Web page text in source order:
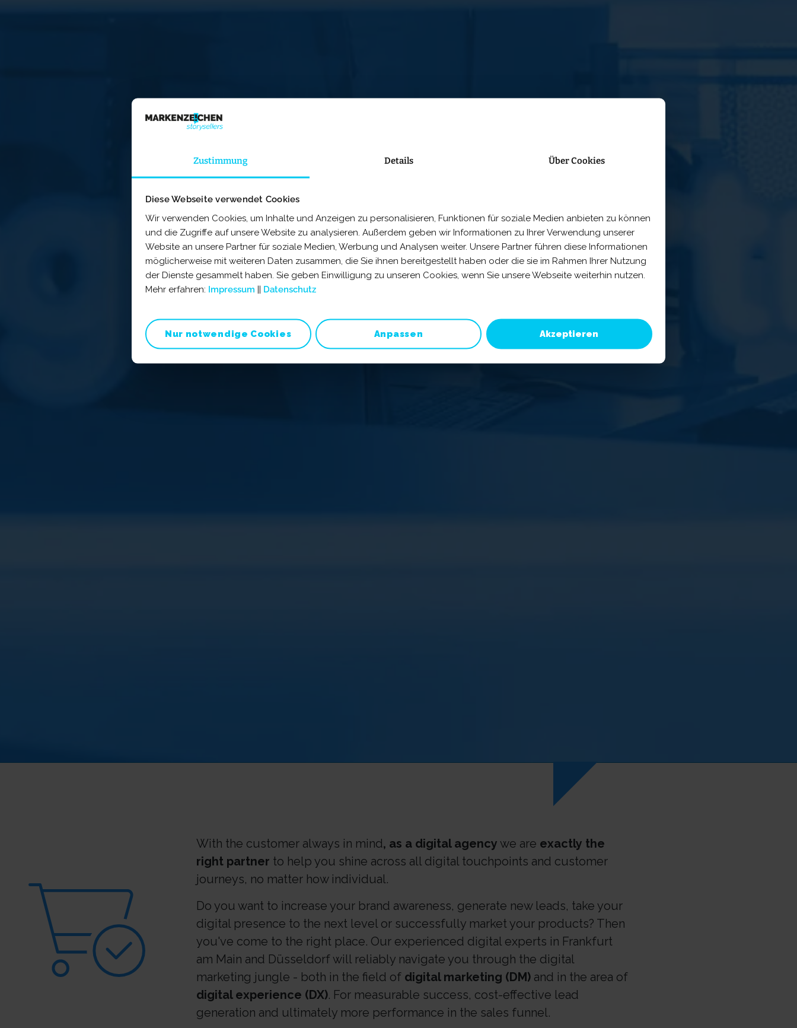
Zustimmung Details Über Cookies
Diese Webseite verwendet Cookies
Wir verwenden Cookies, um Inhalte und Anzeigen zu personalisieren, Funktionen für soziale Medien anbieten zu können
und die Zugriffe auf unsere Website zu analysieren. Außerdem geben wir Informationen zu Ihrer Verwendung unserer
Website an unsere Partner für soziale Medien, Werbung und Analysen weiter. Unsere Partner führen diese Informationen
möglicherweise mit weiteren Daten zusammen, die Sie ihnen bereitgestellt haben oder die sie im Rahmen Ihrer Nutzung
der Dienste gesammelt haben. Sie geben Einwilligung zu unseren Cookies, wenn Sie unsere Webseite weiterhin nutzen.
Mehr erfahren: Impressum || Datenschutz
Nur notwendige Cookies Anpassen Akzeptieren
With the customer always in mind, as a digital agency we are exactly the
right partner to help you shine across all digital touchpoints and customer
journeys, no matter how individual.
Do you want to increase your brand awareness, generate new leads, take your
digital presence to the next level or successfully market your products? Then
you've come to the right place. Our experienced digital experts in Frankfurt
am Main and Düsseldorf will reliably navigate you through the digital
marketing jungle - both in the field of digital marketing (DM)and in the area of
digital experience (DX). For measurable success, cost-effective lead
generation and ultimately more performance in the sales funnel.